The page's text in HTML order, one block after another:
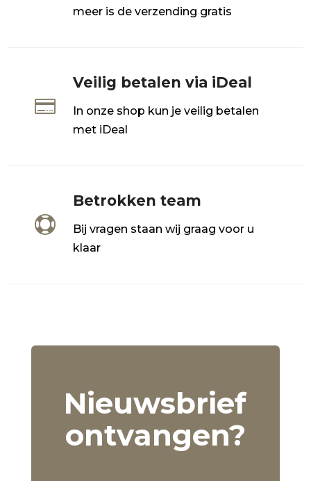
meer is de verzending gratis

Veilig betalen via iDeal
In onze shop kun je veilig betalen
met iDeal

Betrokken team
Bij vragen staan wij graag voor u
klaar
Nieuwsbrief
ontvangen?